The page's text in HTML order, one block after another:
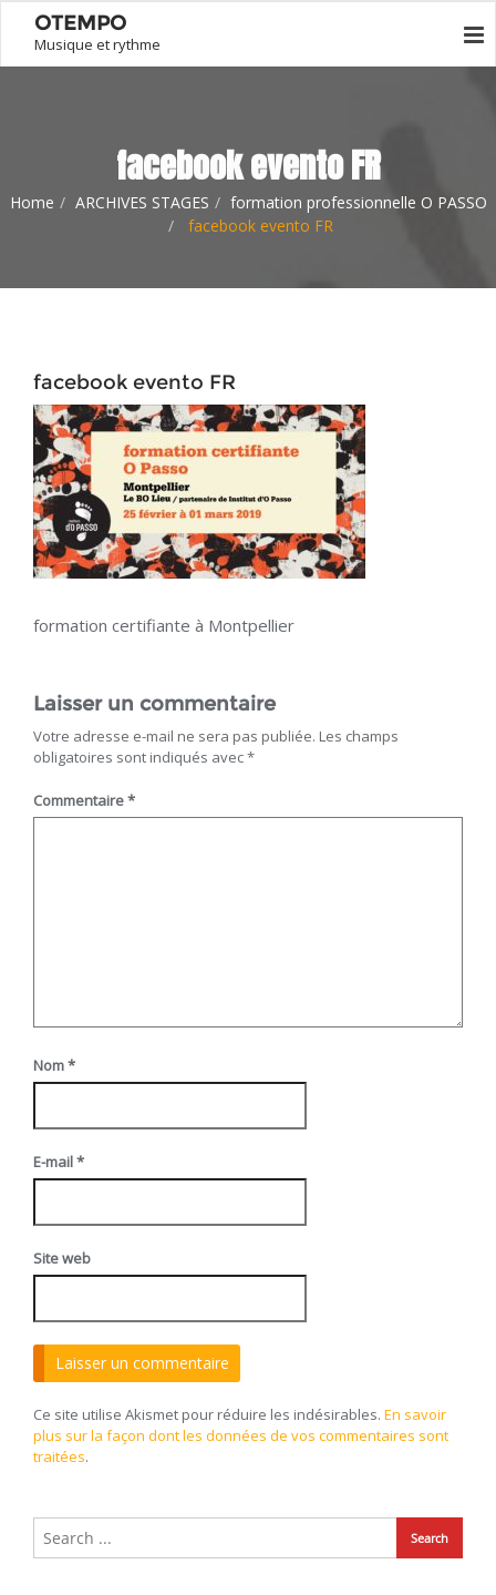
OTEMPO
Musique et rythme
facebook evento FR
Home ARCHIVES STAGES
formation professionnelle O PASSO
facebook evento FR
facebook evento FR
formation certifiante à Montpellier
Laisser un commentaire
Votre adresse e-mail ne sera pas publiée. Les champs
obligatoires sont indiqués avec*
Commentaire*
Nom*
E-mail*
Site web
Ce site utilise Akismet pour réduire les indésirables. En savoir
plus sur la façon dont les données de vos commentaires sont
traitées.